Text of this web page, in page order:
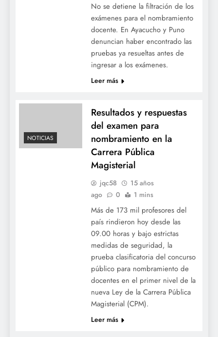
No se detiene la filtración de los
exámenes para el nombramiento
docente. En Ayacucho y Puno
denuncian haber encontrado las
pruebas ya resueltas antes de
ingresar a los exámenes.
Leer más
NOTICIAS
Resultados y respuestas
del examen para
nombramiento en la
Carrera Pública
Magisterial
jqc58
15 años
ago
0 1 mins
Más de 173 mil profesores del
país rindieron hoy desde las
09.00 horas y bajo estrictas
medidas de seguridad, la
prueba clasificatoria del concurso
público para nombramiento de
docentes en el primer nivel de la
nueva Ley de la Carrera Pública
Magisterial (CPM).
Leer más